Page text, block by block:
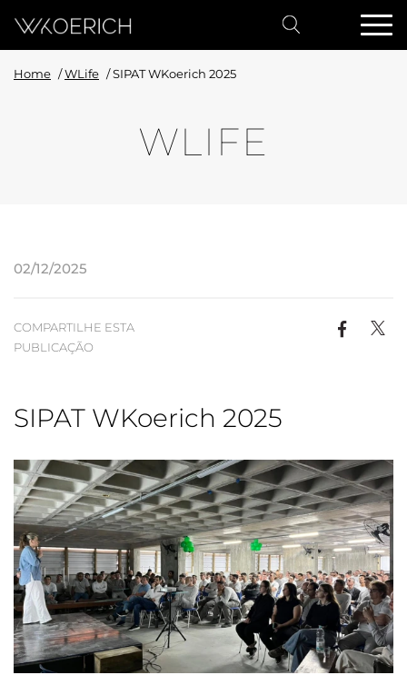
Home /WLife /SIPAT WKoerich 2025
WLIFE
02/12/2025
COMPARTILHE ESTA
PUBLICAÇÃO
SIPAT WKoerich 2025